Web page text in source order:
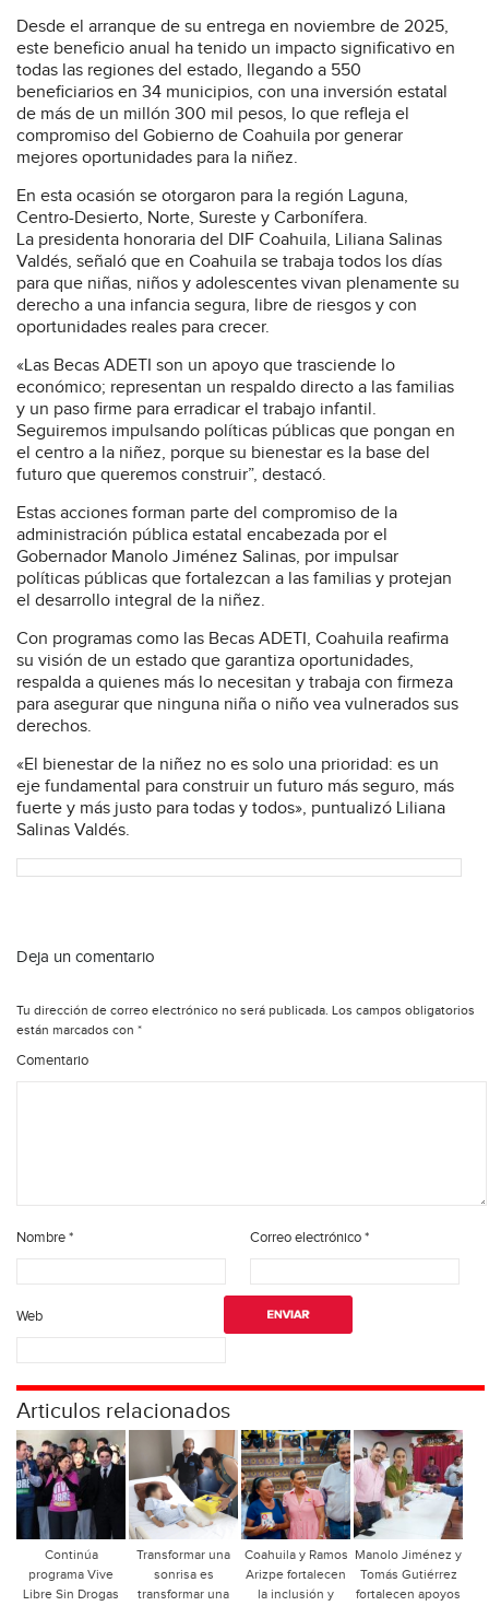
Desde el arranque de su entrega en noviembre de 2025,
este beneficio anual ha tenido un impacto significativo en
todas las regiones del estado, llegando a 550
beneficiarios en 34 municipios, con una inversión estatal
de más de un millón 300 mil pesos, lo que refleja el
compromiso del Gobierno de Coahuila por generar
mejores oportunidades para la niñez.
En esta ocasión se otorgaron para la región Laguna,
Centro-Desierto, Norte, Sureste y Carbonífera.
La presidenta honoraria del DIF Coahuila, Liliana Salinas
Valdés, señaló que en Coahuila se trabaja todos los días
para que niñas, niños y adolescentes vivan plenamente su
derecho a una infancia segura, libre de riesgos y con
oportunidades reales para crecer.
«Las Becas ADETI son un apoyo que trasciende lo
económico; representan un respaldo directo a las familias
y un paso firme para erradicar el trabajo infantil.
Seguiremos impulsando políticas públicas que pongan en
el centro a la niñez, porque su bienestar es la base del
futuro que queremos construir”, destacó.
Estas acciones forman parte del compromiso de la
administración pública estatal encabezada por el
Gobernador Manolo Jiménez Salinas, por impulsar
políticas públicas que fortalezcan a las familias y protejan
el desarrollo integral de la niñez.
Con programas como las Becas ADETI, Coahuila reafirma
su visión de un estado que garantiza oportunidades,
respalda a quienes más lo necesitan y trabaja con firmeza
para asegurar que ninguna niña o niño vea vulnerados sus
derechos.
«El bienestar de la niñez no es solo una prioridad: es un
eje fundamental para construir un futuro más seguro, más
fuerte y más justo para todas y todos», puntualizó Liliana
Salinas Valdés.
Deja un comentario
Tu dirección de correo electrónico no será publicada. Los campos obligatorios
están marcados con *
Comentario
Nombre* Correo electrónico*
Web
Articulos relacionados
Continúa
programa Vive
Libre Sin Drogas
Transformar una
sonrisa es
transformar una
Coahuila y Ramos
Arizpe fortalecen
la inclusión y
Manolo Jiménez y
Tomás Gutiérrez
fortalecen apoyos